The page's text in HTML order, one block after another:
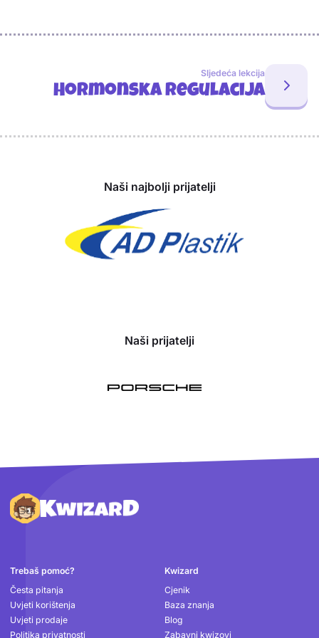
Sljedeća lekcija
Hormonska regulacija
Naši najbolji prijatelji
Naši prijatelji
Podnožje
Trebaš pomoć?
Česta pitanja
Uvjeti korištenja
Uvjeti prodaje
Politika privatnosti
Kwizard
Cjenik
Baza znanja
Blog
Zabavni kwizovi